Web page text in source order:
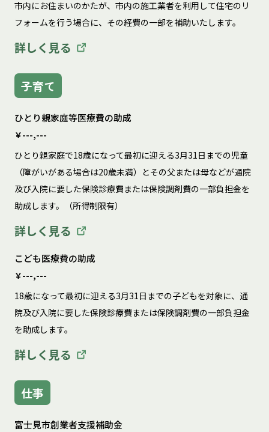
市内にお住まいのかたが、市内の施工業者を利用して住宅のリ
フォームを行う場合に、その経費の一部を補助いたします。
詳しく見る
子育て
ひとり親家庭等医療費の助成
￥---,---
ひとり親家庭で18歳になって最初に迎える3月31日までの児童
（障がいがある場合は20歳未満）とその父または母などが通院
及び入院に要した保険診療費または保険調剤費の一部負担金を
助成します。（所得制限有）
詳しく見る
こども医療費の助成
￥---,---
18歳になって最初に迎える3月31日までの子どもを対象に、通
院及び入院に要した保険診療費または保険調剤費の一部負担金
を助成します。
詳しく見る
仕事
富士見市創業者支援補助金